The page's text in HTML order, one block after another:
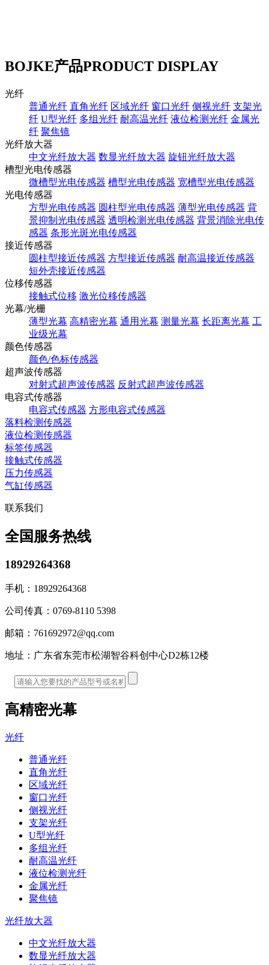
BOJKE产品PRODUCT DISPLAY
光纤
普通光纤 直角光纤 区域光纤 窗口光纤 侧视光纤 支架光
纤 U型光纤 多组光纤 耐高温光纤 液位检测光纤 金属光
纤 聚焦镜
光纤放大器
中文光纤放大器 数显光纤放大器 旋钮光纤放大器
槽型光电传感器
微槽型光电传感器 槽型光电传感器 宽槽型光电传感器
光电传感器
方型光电传感器 圆柱型光电传感器 薄型光电传感器 背
景抑制光电传感器 透明检测光电传感器 背景消除光电传
感器 条形光斑光电传感器
接近传感器
圆柱型接近传感器 方型接近传感器 耐高温接近传感器
短外壳接近传感器
位移传感器
接触式位移 激光位移传感器
光幕/光栅
薄型光幕 高精密光幕 通用光幕 测量光幕 长距离光幕 工
业级光幕
颜色传感器
颜色/色标传感器
超声波传感器
对射式超声波传感器 反射式超声波传感器
电容式传感器
电容式传感器 方形电容式传感器
落料检测传感器
液位检测传感器
标签传感器
接触式传感器
压力传感器
气缸传感器
联系我们
全国服务热线
18929264368
手机： 18929264368
公司传真： 0769-8110 5398
邮箱： 761692972@qq.com
地址： 广东省东莞市松湖智谷科创中心D2栋12楼
高精密光幕
光纤
普通光纤
直角光纤
区域光纤
窗口光纤
侧视光纤
支架光纤
U型光纤
多组光纤
耐高温光纤
液位检测光纤
金属光纤
聚焦镜
光纤放大器
中文光纤放大器
数显光纤放大器